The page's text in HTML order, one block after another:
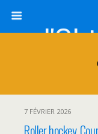
7 FÉVRIER 2026
Roller hockey,